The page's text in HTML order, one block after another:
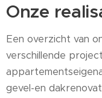
Onze
Een overzicht van
verschillende
gevel-en